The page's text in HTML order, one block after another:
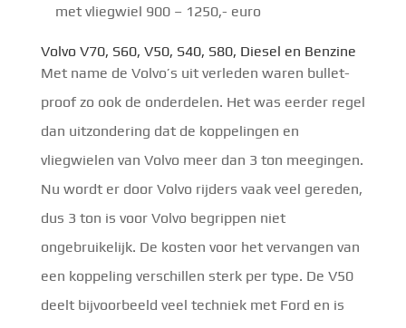
met vliegwiel 900 – 1250,- euro
Volvo V70, S60, V50, S40, S80, Diesel en Benzine
Met name de Volvo’s uit verleden waren bullet-
proof zo ook de onderdelen. Het was eerder regel
dan uitzondering dat de koppelingen en
vliegwielen van Volvo meer dan 3 ton meegingen.
Nu wordt er door Volvo rijders vaak veel gereden,
dus 3 ton is voor Volvo begrippen niet
ongebruikelijk. De kosten voor het vervangen van
een koppeling verschillen sterk per type. De V50
deelt bijvoorbeeld veel techniek met Ford en is